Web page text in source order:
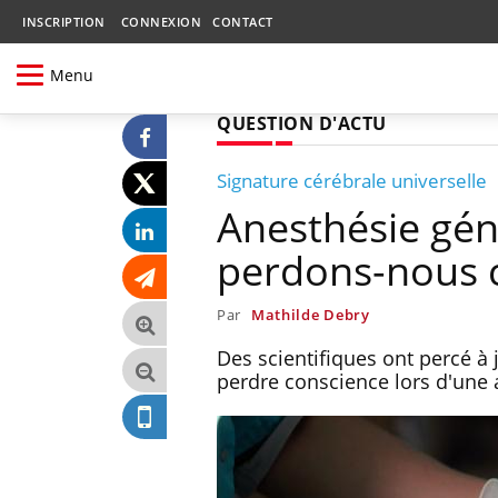
INSCRIPTION CONNEXION CONTACT
Menu
QUESTION D'ACTU
Signature cérébrale universelle
Anesthésie
perdons-nous
Par Mathilde Debry
Des scientifiques ont percé
perdre conscience lors d'une